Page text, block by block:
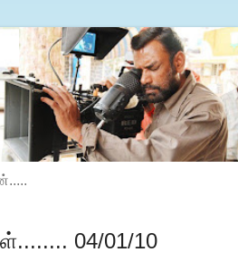
04/01/10